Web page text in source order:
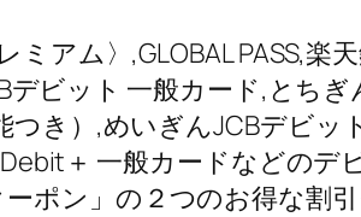
ミアム〉,GLOBAL PASS,
ビット 一般カード,とち
き）,めいぎんJCBデビ
＋ 一般カードなどのデ
ポン」の２つのお得な割